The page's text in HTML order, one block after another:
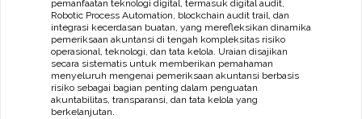
pemanfaatan teknologi digital, termasuk digital audit,
Robotic Process Automation, blockchain audit trail, dan
integrasi kecerdasan buatan, yang merefleksikan dinamika
pemeriksaan akuntansi di tengah kompleksitas risiko
operasional, teknologi, dan tata kelola. Uraian disajikan
secara sistematis untuk memberikan pemahaman
menyeluruh mengenai pemeriksaan akuntansi berbasis
risiko sebagai bagian penting dalam penguatan
akuntabilitas, transparansi, dan tata kelola yang
berkelanjutan.